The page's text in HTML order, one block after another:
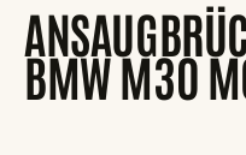
BMW M30